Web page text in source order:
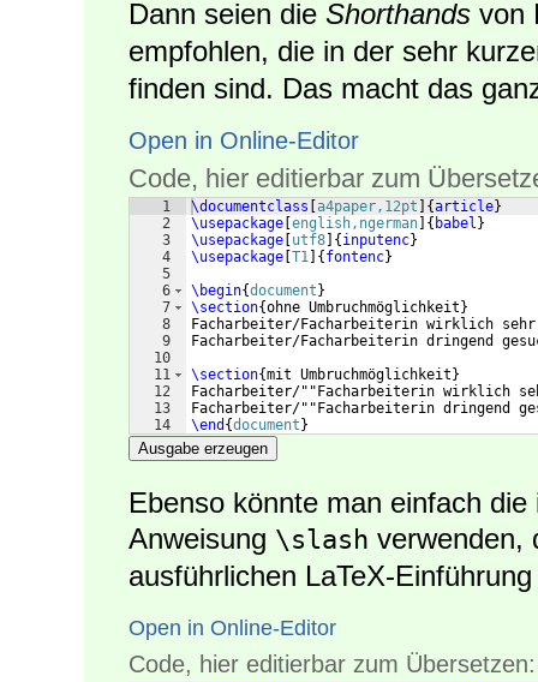
Dann seien die Shorthands von
empfohlen, die in der sehr
finden sind. Das macht das
Open in Online-Editor
Code, hier editierbar zum
1
2
3
4
5
6
7
8
9
10
11
12
13
14
\documentclass a4paper,12pt {article}
\usepackage english,ngerman { babel }
\usepackage utf8 { inputenc}
\usepackage T1 { fontenc}
\begin{document }
\section{ohne Umbruchmöglichkeit }
Facharbeiter/Facharbeiterin wirklich
Facharbeiter/Facharbeiterin dringend
\section{mit Umbruchmöglichkeit }
Facharbeiter/""Facharbeiterin wirklich
Facharbeiter/""Facharbeiterin dringend
\end {document }
Ausgabe erzeugen
Ebenso könnte man einfach
Anweisung \slash verwenden,
ausführlichen LaTeX-
Open in Online-Editor
Code, hier editierbar zum Übersetzen: